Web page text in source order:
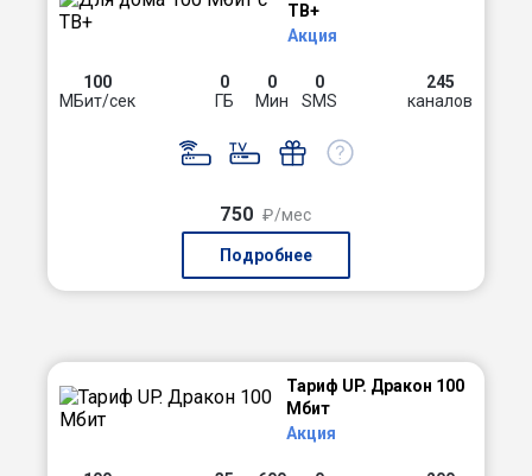
ТВ+
Акция
100
МБит/сек
0
ГБ
0
Мин
0
SMS
245
каналов
750 ₽/мес
Подробнее
Тариф UP. Дракон 100
Мбит
Акция